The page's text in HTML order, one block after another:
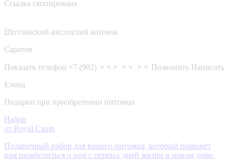
Ссылка скопирована
Шотланский вислоухий котенок
Саратов
Показать телефон +7 (902) ⚬⚬⚬ ⚬⚬ ⚬⚬ Позвонить Написать
Елена
Подарки при приобретении питомца
Набор
от Royal Canin
Подарочный набор для вашего питомца, который поможет
вам позаботиться о нем с первых дней жизни в новом доме.